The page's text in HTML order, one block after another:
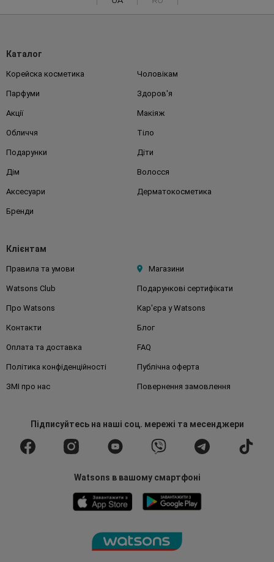
Каталог
Корейска косметика Чоловікам
Парфуми Здоров'я
Акції Макіяж
Обличчя Тіло
Подарунки Діти
Дім Волосся
Аксесуари Дерматокосметика
Бренди
Клієнтам
Правила та умови Магазини
Watsons Club Подарункові сертифікати
Про Watsons Кар'єра у Watsons
Контакти Блог
Оплата та доставка FAQ
Політика конфіденційності Публічна оферта
ЗМІ про нас Повернення замовлення
Підписуйтесьна наші соц. мережі та месенджери
Watsons в вашому смартфоні